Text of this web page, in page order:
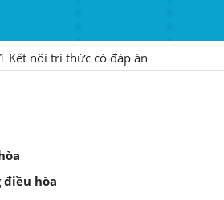
Kết nối tri thức có đáp án
điều hòa